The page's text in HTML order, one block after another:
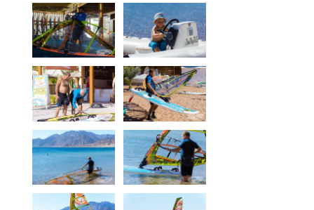
Vetratoria Russia
Vetratoria Vietnam
Media
Bilder
Videos
Kontakt